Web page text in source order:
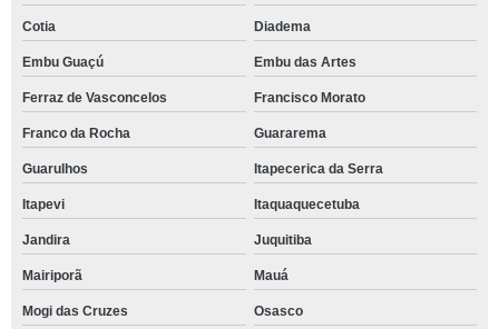
Cotia Diadema
Embu Guaçú Embu das Artes
Ferraz de Vasconcelos Francisco Morato
Franco da Rocha Guararema
Guarulhos Itapecerica da Serra
Itapevi Itaquaquecetuba
Jandira Juquitiba
Mairiporã Mauá
Mogi das Cruzes Osasco